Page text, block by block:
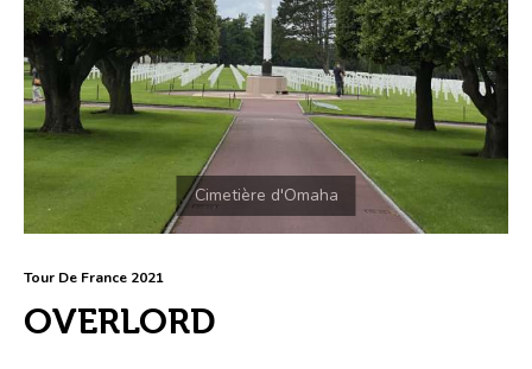
Tour De France 2021
OVERLORD